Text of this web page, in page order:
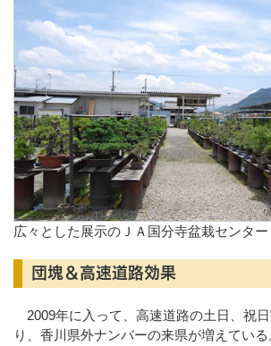
広々とした展示のＪＡ国分寺盆栽センター
団塊＆高速道路効果
2009年に入って、高速道路の土日、祝
り、香川県外ナンバーの来県が増えてい